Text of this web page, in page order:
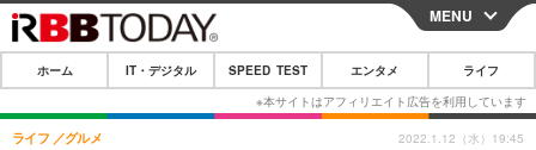
CLOSE
ホーム
IT・デジタル
MENU
ホーム IT・デジタル SPEED TEST エンタメ ライフ
ライフ グルメ 2022.1.12（水）19:45